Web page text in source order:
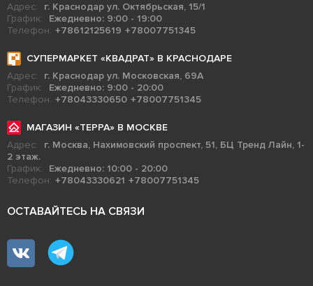
Адрес:
г. Краснодар ул. Октябрьская, 15/1
График:
Ежедневно: 9:00 - 19:00
Телефон: +78612125619 +78007751345
СУПЕРМАРКЕТ «КВАДРАТ» В КРАСНОДАРЕ
Адрес:
г. Краснодар ул. Московская, 69А
График:
Ежедневно: 9:00 - 20:00
Телефон: +78043330650 +78007751345
МАГАЗИН «ТЕРРА» В МОСКВЕ
Адрес:
г. Москва, Нахимовский проспект, 51, БЦ Тренд Лайн, 1-
2 этаж.
График:
Ежедневно: 10:00 - 20:00
Телефон: +78043330621 +78007751345
ОСТАВАЙТЕСЬ НА СВЯЗИ